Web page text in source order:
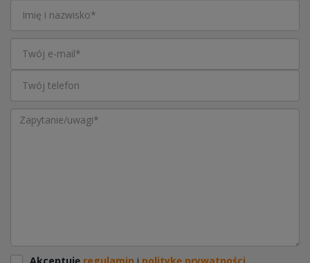
Akceptuję regulamin i politykę prywatności